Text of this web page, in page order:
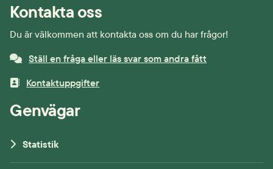
Kontakta oss
Du är välkommen att kontakta oss om du har frågor!
Ställ en fråga eller läs svar som andra fått
Kontaktuppgifter
Genvägar
Statistik